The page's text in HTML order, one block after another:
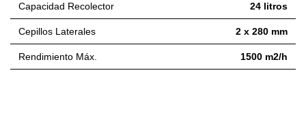
Capacidad Recolector 24 litros
Cepillos Laterales 2 x 280 mm
Rendimiento Máx. 1500 m2/h